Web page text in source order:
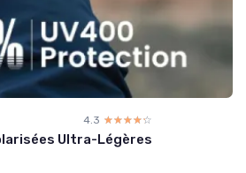
4.3 ☆☆☆☆☆
★★★★★
Ultra-Légères